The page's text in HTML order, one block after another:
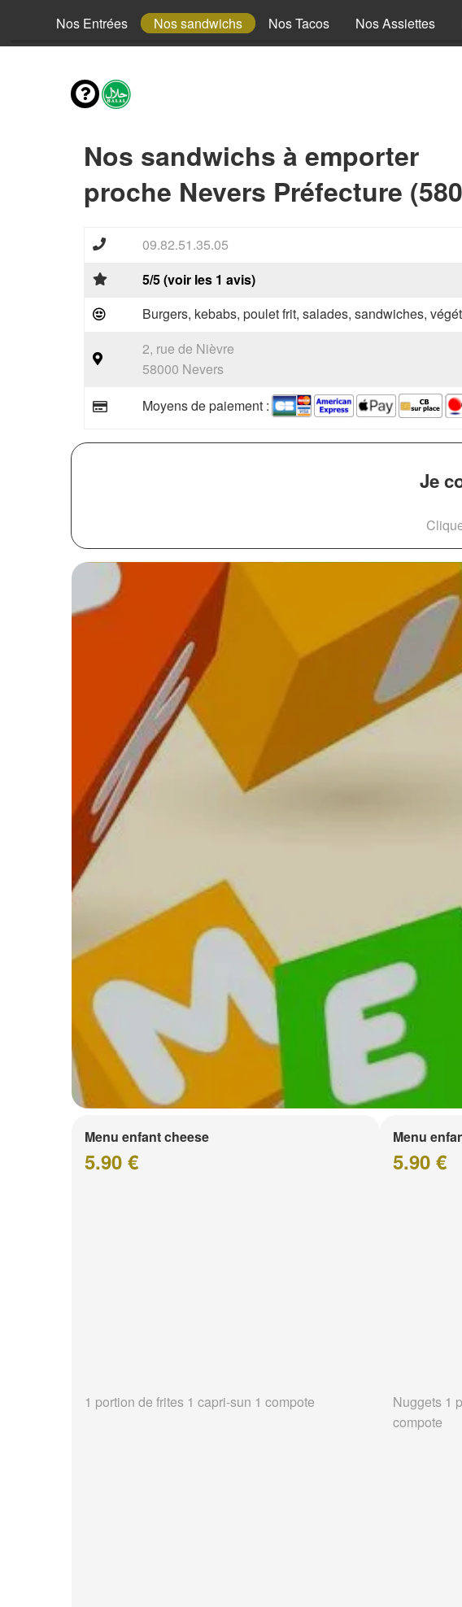
Nos Entrées Nos sandwichs Nos Tacos Nos Assiettes
Nos sandwichs à emporter
proche Nevers Préfecture
09.82.51.35.05
5/5 (voir les 1 avis)
Burgers, kebabs, poulet frit, salades, sandwiches,
2, rue de Nièvre
58000 Nevers
Moyens de paiement :
Je
Menu enfant cheese
5.90 €
1 portion de frites 1 capri-sun 1 compote
Menu
5.90 €
Nuggets 1
compote